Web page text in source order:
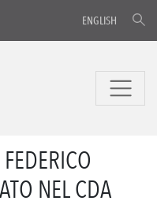
ENGLISH
NEL CDA